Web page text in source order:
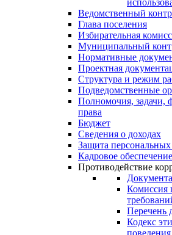
Ведомственный
Глава поселения
Избирательная
Муниципальный
Нормативные
Проектная
Структура и режим
Подведомственные
Полномочия, задачи,
права
Бюджет
Сведения о доходах
Защита
Кадровое обеспечение
Противодействие
Комиссия
Перечень
Кодекс